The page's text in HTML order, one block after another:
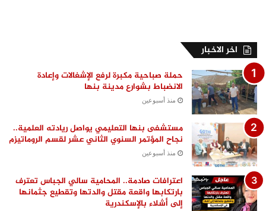
اخر الاخبار
حملة صباحية مكبرة لرفع الإشغالات وإعادة
الانضباط بشوارع مدينة بنها
منذ أسبوعين
مستشفى بنها التعليمي يواصل ريادته العلمية..
نجاح المؤتمر السنوي الثاني عشر لقسم الروماتيزم
منذ أسبوعين
اعترافات صادمة.. المحامية سالي الجباس تعترف
بارتكابها واقعة مقتل والدتها وتقطيع جثمانها
إلى أشلاء بالإسكندرية